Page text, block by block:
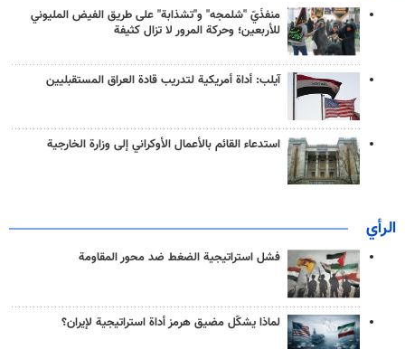
منفذَيّ "شلمجه" و"تشذابة" على طريق الفيض المليوني
للأربعين؛ وحركة المرور لا تزال كثيفة
آيلب: أداة أمريكية لتدريب قادة العراق المستقبليين
استدعاء القائم بالأعمال الأوكراني إلى وزارة الخارجية
الرأي
فشل استراتيجية الضغط ضد محور المقاومة
لماذا يشكّل مضيق هرمز أداة استراتيجية لإيران؟